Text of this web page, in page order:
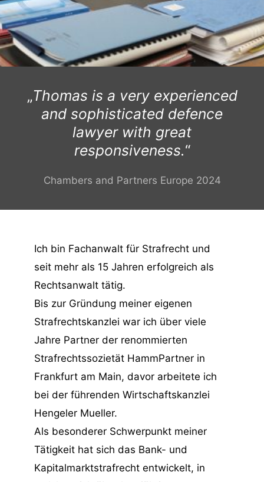
„Thomas is a very experienced
and sophisticated defence
lawyer with great
responsiveness.“
Chambers and Partners Europe 2024
Ich bin Fachanwalt für Strafrecht und
seit mehr als 15 Jahren erfolgreich als
Rechtsanwalt tätig.
Bis zur Gründung meiner eigenen
Strafrechtskanzlei war ich über viele
Jahre Partner der renommierten
Strafrechtssozietät HammPartner in
Frankfurt am Main, davor arbeitete ich
bei der führenden Wirtschaftskanzlei
Hengeler Mueller.
Als besonderer Schwerpunkt meiner
Tätigkeit hat sich das Bank- und
Kapitalmarktstrafrecht entwickelt, in